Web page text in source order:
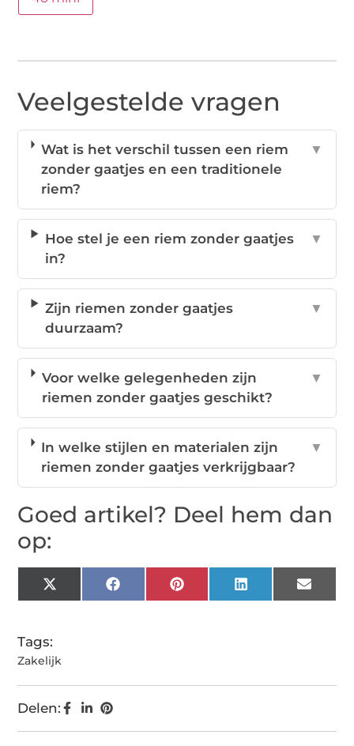
Veelgestelde vragen
Wat is het verschil tussen een riem
zonder gaatjes en een traditionele
riem?
▼
Hoe stel je een riem zonder gaatjes
in?
▼
Zijn riemen zonder gaatjes
duurzaam?
▼
Voor welke gelegenheden zijn
riemen zonder gaatjes geschikt?
▼
In welke stijlen en materialen zijn
riemen zonder gaatjes verkrijgbaar?
▼
Goed artikel? Deel hem dan
op:
X
(Twitter)
FacebookPinterestLinkedIn Email
Tags:
Zakelijk
Delen: